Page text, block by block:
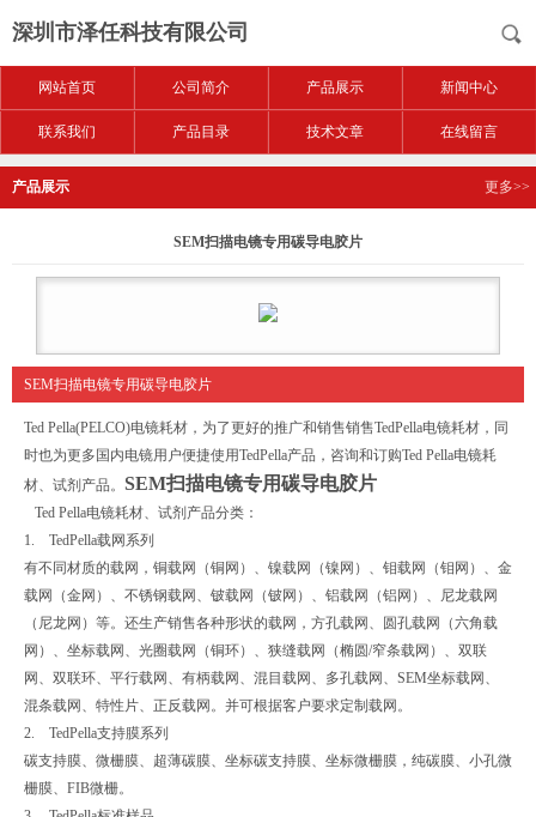
深圳市泽任科技有限公司
网站首页 公司简介 产品展示 新闻中心
联系我们 产品目录 技术文章 在线留言
产品展示 更多>>
SEM扫描电镜专用碳导电胶片
SEM扫描电镜专用碳导电胶片
Ted Pella(PELCO)电镜耗材，为了更好的推广和销售销售TedPella电镜耗材，同
时也为更多国内电镜用户便捷使用TedPella产品，咨询和订购Ted Pella电镜耗
材、试剂产品。 SEM扫描电镜专用碳导电胶片
Ted Pella电镜耗材、试剂产品分类：
1. TedPella载网系列
有不同材质的载网，铜载网（铜网）、镍载网（镍网）、钼载网（钼网）、金
载网（金网）、不锈钢载网、铍载网（铍网）、铝载网（铝网）、尼龙载网
（尼龙网）等。还生产销售各种形状的载网，方孔载网、圆孔载网（六角载
网）、坐标载网、光圈载网（铜环）、狭缝载网（椭圆/窄条载网）、双联
网、双联环、平行载网、有柄载网、混目载网、多孔载网、SEM坐标载网、
混条载网、特性片、正反载网。并可根据客户要求定制载网。
2. TedPella支持膜系列
碳支持膜、微栅膜、超薄碳膜、坐标碳支持膜、坐标微栅膜，纯碳膜、小孔微
栅膜、FIB微栅。